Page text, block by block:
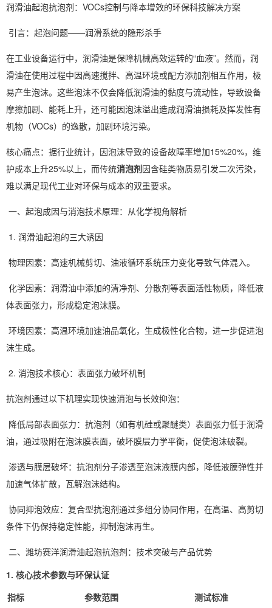
润滑油起泡抗泡剂：VOCs控制与降本增效的环保科技解决方案
引言：起泡问题——润滑系统的隐形杀手
在工业设备运行中，润滑油是保障机械高效运转的“血液”。然而，润
滑油在使用过程中因高速搅拌、高温环境或配方添加剂相互作用，极
易产生泡沫。这些泡沫不仅会降低润滑油的黏度与流动性，导致设备
摩擦加剧、能耗上升，还可能因泡沫溢出造成润滑油损耗及挥发性有
机物（VOCs）的逸散，加剧环境污染。
核心痛点：据行业统计，因泡沫导致的设备故障率增加15%20%，维
护成本上升25%以上，而传统消泡剂因含硅类物质易引发二次污染，
难以满足现代工业对环保与成本的双重要求。
一、起泡成因与消泡技术原理：从化学视角解析
1. 润滑油起泡的三大诱因
物理因素：高速机械剪切、油液循环系统压力变化导致气体混入。
化学因素：润滑油中添加的清净剂、分散剂等表面活性物质，降低液
体表面张力，形成稳定泡沫膜。
环境因素：高温环境加速油品氧化，生成极性化合物，进一步促进泡
沫生成。
2. 消泡技术核心：表面张力破坏机制
抗泡剂通过以下机理实现快速消泡与长效抑泡：
降低局部表面张力：抗泡剂（如有机硅或聚醚类）表面张力低于润滑
油，通过吸附在泡沫膜表面，破坏膜层力学平衡，促使泡沫破裂。
渗透与膜层破坏：抗泡剂分子渗透至泡沫液膜内部，降低液膜弹性并
加速气体扩散，瓦解泡沫结构。
协同抑泡效应：复合型抗泡剂通过多组分协同作用，在高温、高剪切
条件下仍保持稳定性能，抑制泡沫再生。
二、潍坊赛洋润滑油起泡抗泡剂：技术突破与产品优势
1. 核心技术参数与环保认证
指标
参数范围
测试标准